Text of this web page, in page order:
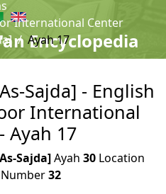
Encyclopedia
International Center
Ayah 17
Sajda] - English
International
Ayah 17
Sajda]Ayah 30 Location
Number32